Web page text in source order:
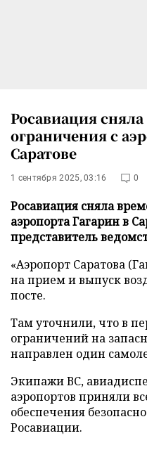
Росавиация
ограничения с
Саратове
1 сентября 2025, 03:16 0
Росавиация сняла
аэропорта Гагарин в
представитель
«Аэропорт Саратова
на прием и выпуск
посте.
Там уточнили, что в
ограничений на
направлен один
Экипажи ВС,
аэропортов приняли
обеспечения
Росавиации.